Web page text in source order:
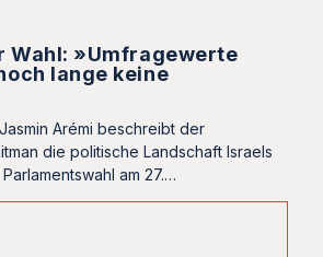
Wahl: »Umfragewerte
lange keine
Arémi beschreibt der
die politische Landschaft Israels
am 27.…